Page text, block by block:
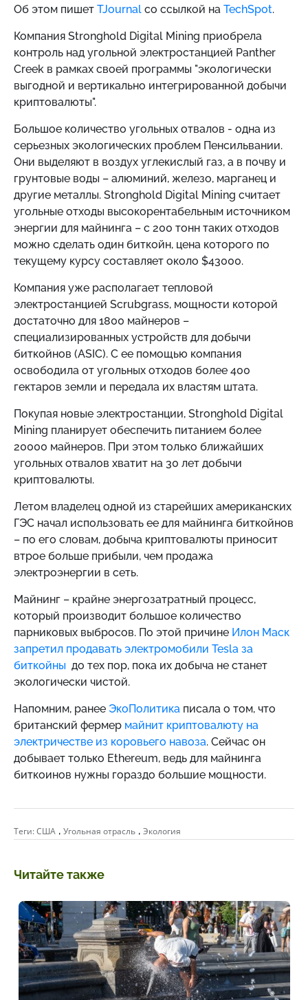
Об этом пишет TJournal со ссылкой на TechSpot.
Компания Stronghold Digital Mining приобрела
контроль над угольной электростанцией Panther
Creek в рамках своей программы "экологически
выгодной и вертикально интегрированной добычи
криптовалюты".
Большое количество угольных отвалов - одна из
серьезных экологических проблем Пенсильвании.
Они выделяют в воздух углекислый газ, а в почву и
грунтовые воды – алюминий, железо, марганец и
другие металлы. Stronghold Digital Mining считает
угольные отходы высокорентабельным источником
энергии для майнинга – с 200 тонн таких отходов
можно сделать один биткойн, цена которого по
текущему курсу составляет около $43000.
Компания уже располагает тепловой
электростанцией ​​Scrubgrass, мощности которой
достаточно для 1800 майнеров –
специализированных устройств для добычи
биткойнов (ASIC). С ее помощью компания
освободила от угольных отходов более 400
гектаров земли и передала их властям штата.
Покупая новые электростанции, Stronghold Digital
Mining планирует обеспечить питанием более
20000 майнеров. При этом только ближайших
угольных отвалов хватит на 30 лет добычи
криптовалюты.
Летом владелец одной из старейших американских
ГЭС начал использовать ее для майнинга биткойнов
– по его словам, добыча криптовалюты приносит
втрое больше прибыли, чем продажа
электроэнергии в сеть.
Майнинг – крайне энергозатратный процесс,
который производит большое количество
парниковых выбросов. По этой причине Илон Маск
запретил продавать электромобили Tesla за
биткойны до тех пор, пока их добыча не станет
экологически чистой.
Напомним, ранее ЭкоПолитика писала о том, что
британский фермер майнит криптовалюту на
электричестве из коровьего навоза. Сейчас он
добывает только Ethereum, ведь для майнинга
биткоинов нужны гораздо большие мощности.
Теги:США , Угольная отрасль , Экология
Читайте также